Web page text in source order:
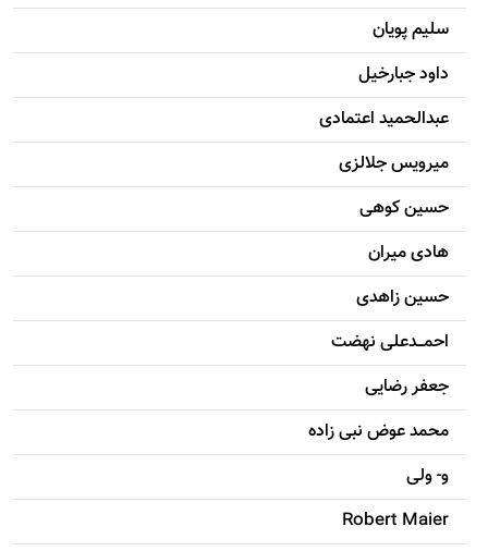
سليم پویان
داود جبارخیل
عبدالحمید اعتمادی
میرویس جلالزی
حسين کوهی
هادی ميران
حسين زاهدی
احمـــدعلی نهضت
جعفر رضایی
محمد عوض نبی زاده
و- ولی
Robert Maier